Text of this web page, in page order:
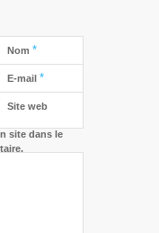
Nom *
E-mail *
Site web
site dans le